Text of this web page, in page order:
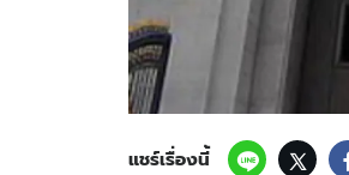
แชร์เรื่องนี้